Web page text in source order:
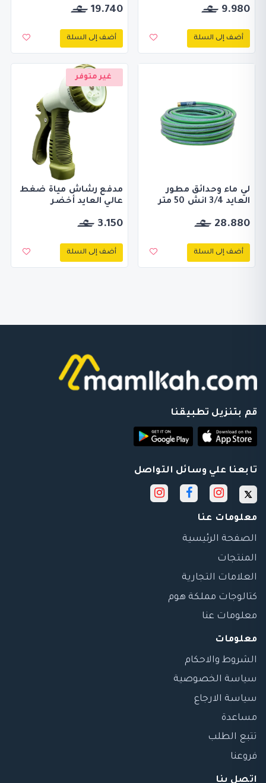
9.980
أضف إلى السلة
19.740
أضف إلى السلة
لي ماء وحدائق مطور
العايد 3/4 انش 50 متر
28.880
أضف إلى السلة
غير متوفر
مدفع رشاش مياة ضغط
عالي العايد أخضر
3.150
أضف إلى السلة
قم بتنزيل تطبيقنا
تابعنا علي وسائل التواصل
معلومات عنا
الصفحة الرئيسية
المنتجات
العلامات التجارية
كتالوجات مملكة هوم
معلومات عنا
معلومات
الشروط والاحكام
سياسة الخصوصية
سياسة الارجاع
مساعدة
تتبع الطلب
فروعنا
اتصل بنا